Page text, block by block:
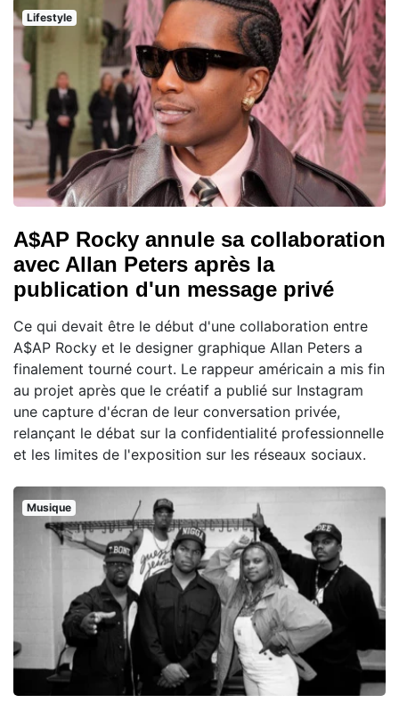
Lifestyle
A$AP Rocky annule sa collaboration
avec Allan Peters après la
publication d'un message privé
Ce qui devait être le début d'une collaboration entre
A$AP Rocky et le designer graphique Allan Peters a
finalement tourné court. Le rappeur américain a mis fin
au projet après que le créatif a publié sur Instagram
une capture d'écran de leur conversation privée,
relançant le débat sur la confidentialité professionnelle
et les limites de l'exposition sur les réseaux sociaux.
Musique